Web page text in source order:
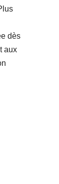
dès
aux